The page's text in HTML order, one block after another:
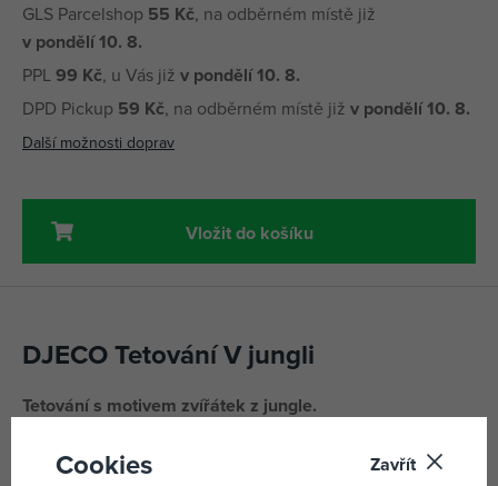
GLS Parcelshop 55 Kč, na odběrném místě již
v pondělí 10. 8.
PPL99 Kč, u Vás již v pondělí 10. 8.
DPD Pickup 59 Kč, na odběrném místě již v pondělí 10. 8.
Další možnosti doprav
Vložit do košíku
DJECO Tetování V jungli
Tetování s motivem zvířátek z jungle.
Veselé barevné obrázky pro kluky i holky.
Cookies Zavřít